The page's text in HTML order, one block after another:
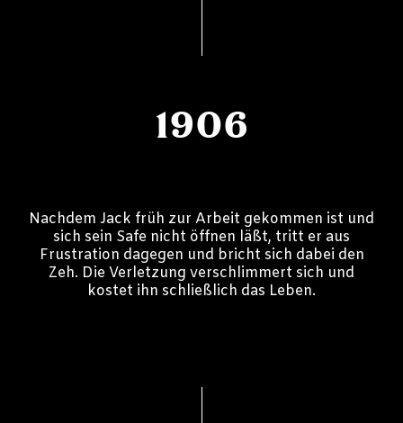
1906
Nachdem Jack früh zur Arbeit gekommen ist und
sich sein Safe nicht öffnen läßt, tritt er aus
Frustration dagegen und bricht sich dabei den
Zeh. Die Verletzung verschlimmert sich und
kostet ihn schließlich das Leben.